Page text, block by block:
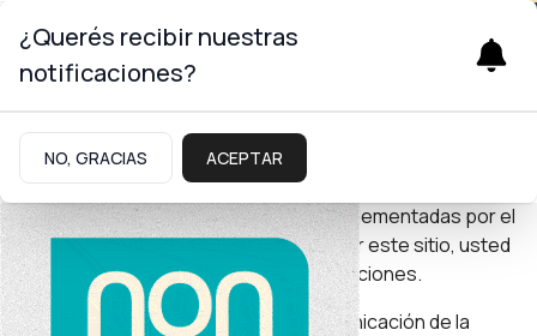
Neuquén Informa es el portal oficial de noticias del
Gobierno de la Provincia del Neuquén, y su objetivo es
brindar información pública y oficial sobre las
actividades, programas, y políticas implementadas por el
gobierno provincial. Al acceder y utilizar este sitio, usted
acepta los siguientes términos y condiciones.
1. Para la Secretaria de Prensa y Comunicación de la
¿Querés recibir nuestras
notificaciones?
NO, GRACIAS ACEPTAR